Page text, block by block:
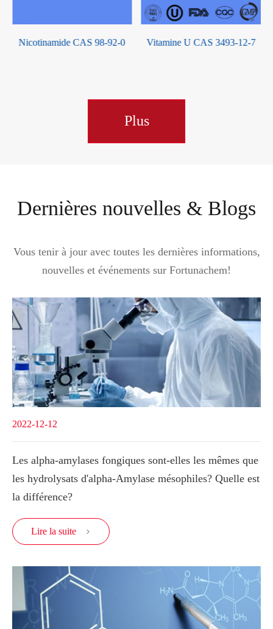
Nicotinamide CAS 98-92-0 Vitamine U CAS 3493-12-7
Plus
Dernières nouvelles & Blogs
Vous tenir à jour avec toutes les dernières informations,
nouvelles et événements sur Fortunachem!
2022-12-12
Les alpha-amylases fongiques sont-elles les mêmes que
les hydrolysats d'alpha-Amylase mésophiles? Quelle est
la différence?
Lire la suite 